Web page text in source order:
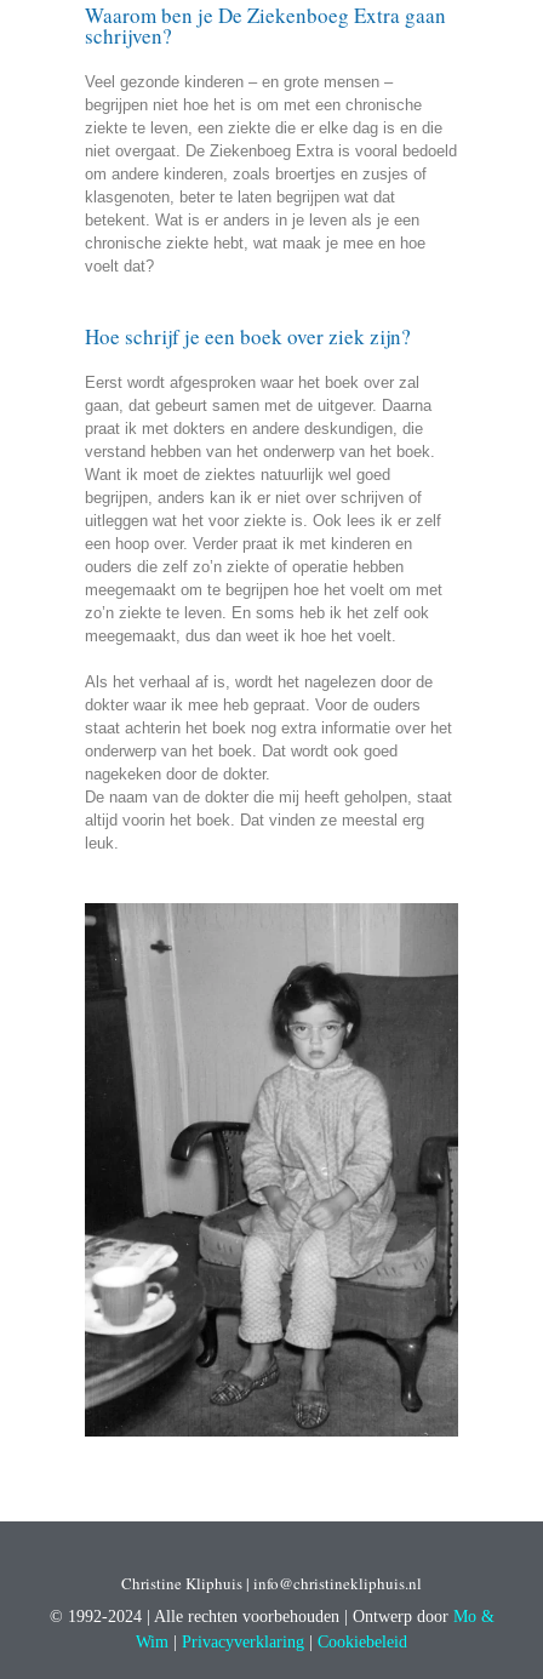
Waarom ben je De Ziekenboeg Extra gaan
schrijven?
Veel gezonde kinderen – en grote mensen –
begrijpen niet hoe het is om met een chronische
ziekte te leven, een ziekte die er elke dag is en die
niet overgaat. De Ziekenboeg Extra is vooral bedoeld
om andere kinderen, zoals broertjes en zusjes of
klasgenoten, beter te laten begrijpen wat dat
betekent. Wat is er anders in je leven als je een
chronische ziekte hebt, wat maak je mee en hoe
voelt dat?
Hoe schrijf je een boek over ziek zijn?
Eerst wordt afgesproken waar het boek over zal
gaan, dat gebeurt samen met de uitgever. Daarna
praat ik met dokters en andere deskundigen, die
verstand hebben van het onderwerp van het boek.
Want ik moet de ziektes natuurlijk wel goed
begrijpen, anders kan ik er niet over schrijven of
uitleggen wat het voor ziekte is. Ook lees ik er zelf
een hoop over. Verder praat ik met kinderen en
ouders die zelf zo’n ziekte of operatie hebben
meegemaakt om te begrijpen hoe het voelt om met
zo’n ziekte te leven. En soms heb ik het zelf ook
meegemaakt, dus dan weet ik hoe het voelt.
Als het verhaal af is, wordt het nagelezen door de
dokter waar ik mee heb gepraat. Voor de ouders
staat achterin het boek nog extra informatie over het
onderwerp van het boek. Dat wordt ook goed
nagekeken door de dokter.
De naam van de dokter die mij heeft geholpen, staat
altijd voorin het boek. Dat vinden ze meestal erg
leuk.
Christine Kliphuis | info@christinekliphuis.nl
© 1992-2024 | Alle rechten voorbehouden | Ontwerp door Mo &
Wim
Privacyverklaring Cookiebeleid